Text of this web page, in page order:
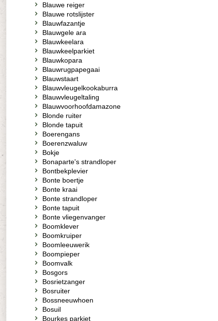
Blauwe reiger
Blauwe rotslijster
Blauwfazantje
Blauwgele ara
Blauwkeelara
Blauwkeelparkiet
Blauwkopara
Blauwrugpapegaai
Blauwstaart
Blauwvleugelkookaburra
Blauwvleugeltaling
Blauwvoorhoofdamazone
Blonde ruiter
Blonde tapuit
Boerengans
Boerenzwaluw
Bokje
Bonaparte's strandloper
Bontbekplevier
Bonte boertje
Bonte kraai
Bonte strandloper
Bonte tapuit
Bonte vliegenvanger
Boomklever
Boomkruiper
Boomleeuwerik
Boompieper
Boomvalk
Bosgors
Bosrietzanger
Bosruiter
Bossneeuwhoen
Bosuil
Bourkes parkiet